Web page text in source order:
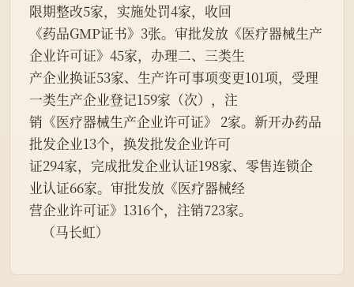
限期整改5家，实施处罚4家，收回
《药品GMP证书》3张。审批发放《医疗器械生产
企业许可证》45家，办理二、三类生
产企业换证53家、生产许可事项变更101项，受理
一类生产企业登记159家（次），注
销《医疗器械生产企业许可证》 2家。新开办药品
批发企业13个，换发批发企业许可
证294家，完成批发企业认证198家、零售连锁企
业认证66家。审批发放《医疗器械经
营企业许可证》1316个，注销723家。
    （马长虹）